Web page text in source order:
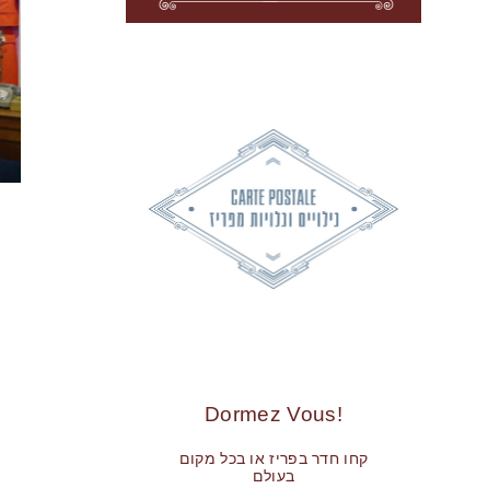
!Dormez Vous
קחו חדר בפריז או בכל מקום
בעולם